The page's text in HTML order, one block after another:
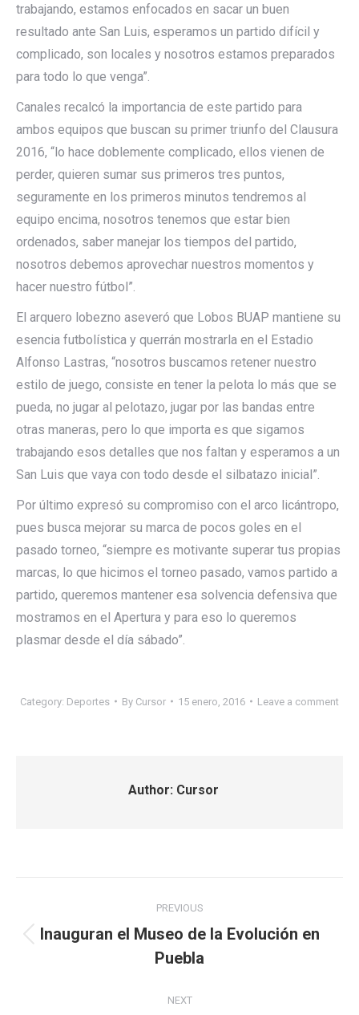
trabajando, estamos enfocados en sacar un buen
resultado ante San Luis, esperamos un partido difícil y
complicado, son locales y nosotros estamos preparados
para todo lo que venga”.
Canales recalcó la importancia de este partido para
ambos equipos que buscan su primer triunfo del Clausura
2016, “lo hace doblemente complicado, ellos vienen de
perder, quieren sumar sus primeros tres puntos,
seguramente en los primeros minutos tendremos al
equipo encima, nosotros tenemos que estar bien
ordenados, saber manejar los tiempos del partido,
nosotros debemos aprovechar nuestros momentos y
hacer nuestro fútbol”.
El arquero lobezno aseveró que Lobos BUAP mantiene su
esencia futbolística y querrán mostrarla en el Estadio
Alfonso Lastras, “nosotros buscamos retener nuestro
estilo de juego, consiste en tener la pelota lo más que se
pueda, no jugar al pelotazo, jugar por las bandas entre
otras maneras, pero lo que importa es que sigamos
trabajando esos detalles que nos faltan y esperamos a un
San Luis que vaya con todo desde el silbatazo inicial”.
Por último expresó su compromiso con el arco licántropo,
pues busca mejorar su marca de pocos goles en el
pasado torneo, “siempre es motivante superar tus propias
marcas, lo que hicimos el torneo pasado, vamos partido a
partido, queremos mantener esa solvencia defensiva que
mostramos en el Apertura y para eso lo queremos
plasmar desde el día sábado”.
Category: Deportes By Cursor 15 enero, 2016 Leave a comment
Author: Cursor
navigation
PREVIOUS
Previous
post:
Inauguran el Museo de la Evolución en
Puebla
NEXT